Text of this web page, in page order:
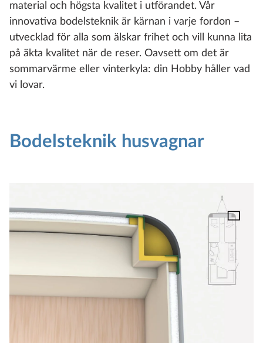
material och högsta kvalitet i utförandet. Vår
innovativa bodelsteknik är kärnan i varje fordon –
utvecklad för alla som älskar frihet och vill kunna lita
på äkta kvalitet när de reser. Oavsett om det är
sommarvärme eller vinterkyla: din Hobby håller vad
vi lovar.
Bodelsteknik husvagnar